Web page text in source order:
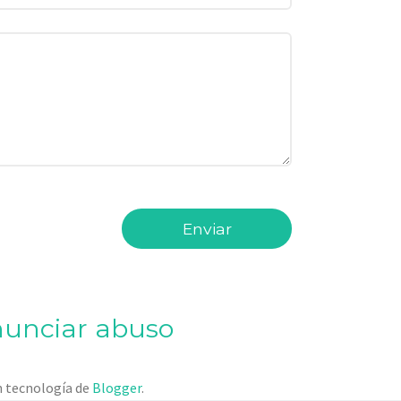
abuso
tecnología de Blogger.